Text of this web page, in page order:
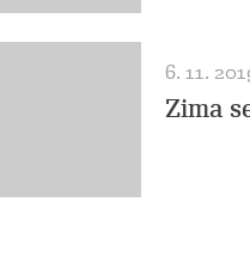
6. 11.
Zima